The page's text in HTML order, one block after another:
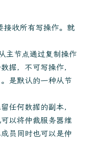
收所有写操作。就
节点通过复制操作
据，不可写操作，
是默认的一种从节
何数据的副本，
以将仲裁服务器维
员同时也可以是仲